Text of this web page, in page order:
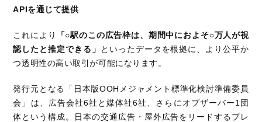
APIを通じて提供
これにより
「○駅のこの広告枠は、期間中におよそ○万人が視
認したと推定できる」
といったデータを根拠に、より公平か
つ透明性の高い取引が可能になります。
発行元となる「日本版OOHメジャメント標準化検討準備委員
会」は、広告会社6社と媒体社6社、さらにオブザーバー1団
体という構成。日本の交通広告・屋外広告をリードするプレ